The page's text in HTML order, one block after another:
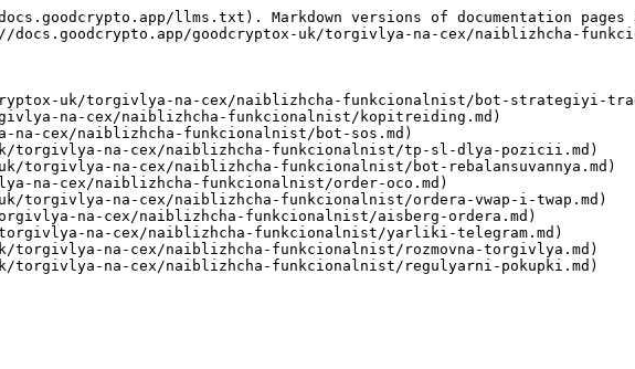
llms.txt). Markdown versions of documentation pages
goodcryptox-uk/torgivlya-na-cex/naiblizhcha-
uk/torgivlya-na-cex/naiblizhcha-funkcionalnist/bot-strategiyi-
na-cex/naiblizhcha-funkcionalnist/kopitreiding.md)
na-cex/naiblizhcha-funkcionalnist/bot-sos.md)
torgivlya-na-cex/naiblizhcha-funkcionalnist/tp-sl-dlya-pozicii.md)
torgivlya-na-cex/naiblizhcha-funkcionalnist/bot-rebalansuvannya.md)
na-cex/naiblizhcha-funkcionalnist/order-oco.md)
uk/torgivlya-na-cex/naiblizhcha-funkcionalnist/ordera-vwap-i-twap.md)
na-cex/naiblizhcha-funkcionalnist/aisberg-ordera.md)
na-cex/naiblizhcha-funkcionalnist/yarliki-telegram.md)
torgivlya-na-cex/naiblizhcha-funkcionalnist/rozmovna-torgivlya.md)